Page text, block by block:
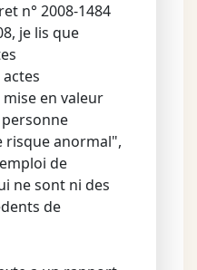
n° 2008-1484
je lis que
en valeur
risque anormal",
de
ne sont ni des
de